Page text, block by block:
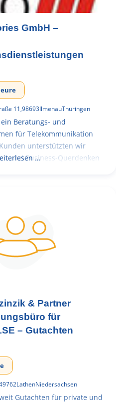
GmbH –
11,98693IlmenauThüringen
Beratungs- und
für Telekommunikation
unterstützten wir
und Business-Querdenken
…
& Partner
für
– Gutachten
LathenNiedersachsen
Gutachten für private und